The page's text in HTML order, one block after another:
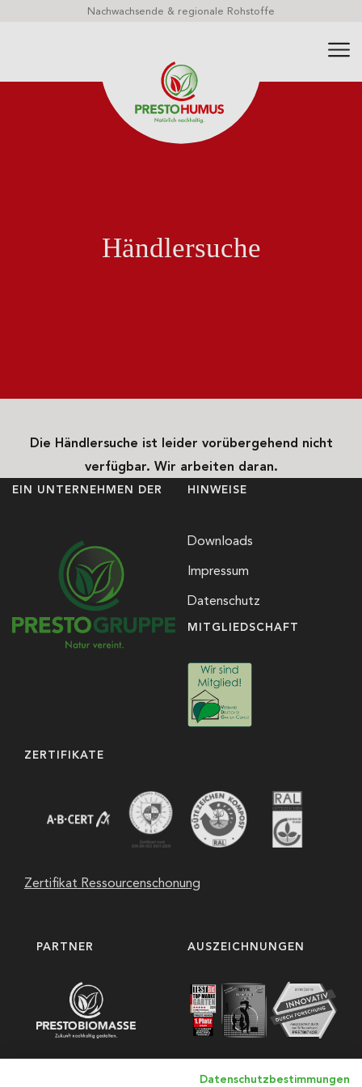
Nachwachsende & regionale Rohstoffe
Händlersuche
Die Händlersuche ist leider vorübergehend nicht
verfügbar. Wir arbeiten daran.
EIN UNTERNEHMEN DER HINWEISE
Downloads
Impressum
Datenschutz
MITGLIEDSCHAFT
ZERTIFIKATE
Zertifikat Ressourcenschonung
PARTNER AUSZEICHNUNGEN
Datenschutzbestimmungen